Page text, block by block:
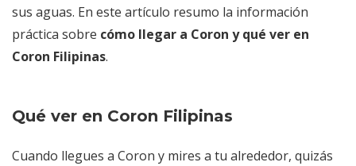
sus aguas. En este artículo resumo la información
práctica sobre cómo llegar a Coron y qué ver en
Coron Filipinas.
Qué ver en Coron Filipinas
Cuando llegues a Coron y mires a tu alrededor, quizás